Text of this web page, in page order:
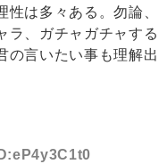
は多々ある。勿論、
ラ、ガチャガチャする
の言いたい事も理解出